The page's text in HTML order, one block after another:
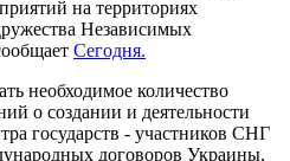
на территориях
Независимых
Сегодня.
необходимое количество
о создании и деятельности
государств - участников СНГ
договоров Украины,